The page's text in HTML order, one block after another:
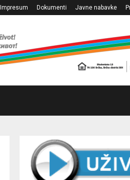
Impresum Dokumenti Javne nabavke